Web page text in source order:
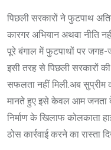
पिछली सरकारों ने फुटपाथ
कारगर अभियान अथवा नीति
पूरे बंगाल में फुटपाथों पर
इसी तरह से पिछली सरकारों
सफलता नहीं मिली.अब सुप्रीम
मानते हुए इसे केवल आम जनता
निर्माण के खिलाफ कोलकाता
ठोस कार्रवाई करने का रास्ता